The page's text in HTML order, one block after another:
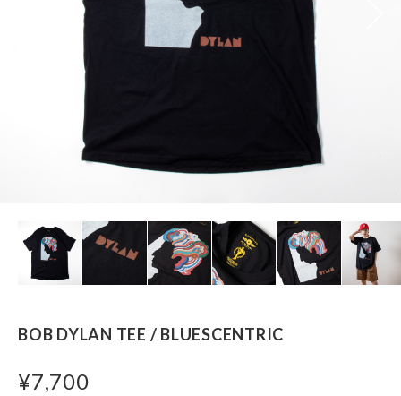
BOB DYLAN TEE / BLUESCENTRIC
¥7,700